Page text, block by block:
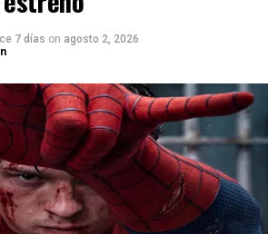
7 días on agosto 2, 2026